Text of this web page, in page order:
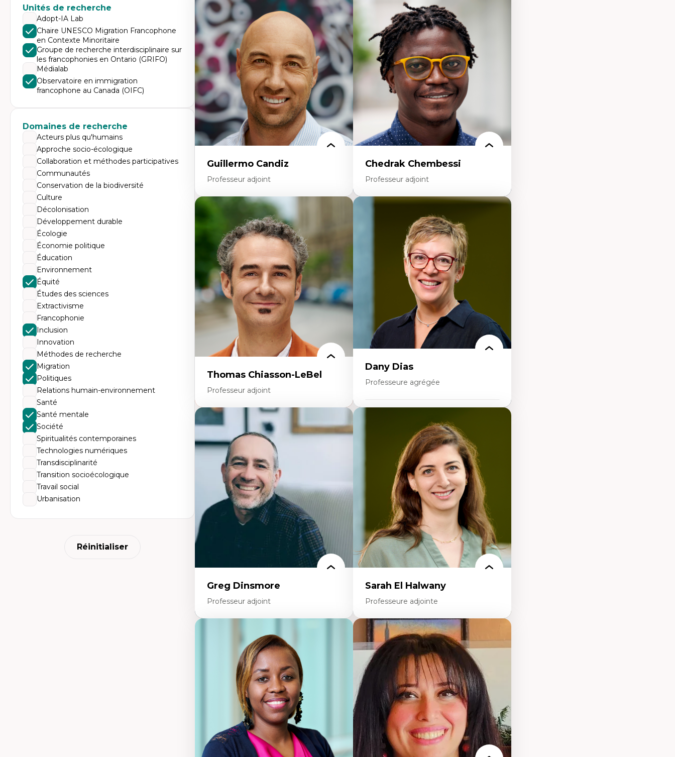
Unités de recherche
Adopt-IA Lab
Chaire UNESCO Migration Francophone
en Contexte Minoritaire
Groupe de recherche interdisciplinaire sur
les francophonies en Ontario (GRIFO)
Médialab
Observatoire en immigration
francophone au Canada (OIFC)
Domaines de recherche
Acteurs plus qu'humains
Approche socio-écologique
Collaboration et méthodes participatives
Communautés
Conservation de la biodiversité
Culture
Décolonisation
Développement durable
Écologie
Économie politique
Éducation
Environnement
Équité
Études des sciences
Extractivisme
Francophonie
Inclusion
Innovation
Méthodes de recherche
Migration
Politiques
Relations humain-environnement
Santé
Santé mentale
Société
Spiritualités contemporaines
Technologies numériques
Transdisciplinarité
Transition socioécologique
Travail social
Urbanisation
Réinitialiser
Expertises
Discours sur la ville et représentations
Mosquées, formes et usages au Canada
Reconnaissance et représentations des
communautés immigrantes dans l'espace
urbain
Design architectural et urbain
Patrimoine et patrimonialisation
Études postcoloniales et décolonisation des
savoirs
Didactique des sciences – processus
d’enquête et culture scientifique
Éducation en milieu minoritaire –
construction identitaire et conscience
critique
Technologies éducatives – ludification et
programmation pédagogique
La langue dans toutes les matières –
environnement discursif et langage
scientifique
Guillermo Candiz
Professeur adjoint
Trajectoires migratoires
Migrations forcées
Études des frontières; Enjeux géopolitiques
des migrations
Politiques migratoires
Réfugiés
Demandeurs d’asile
Migrations irrégulières
Migrations temporaires
Migration et changement climatique
Migration et développement
Chedrak Chembessi
Professeur adjoint
Économie circulaire
Modèles d’affaires durables
Histoire des faits économiques
Gestion durable des ressources naturelles
Écologie industrielle
Aménagement durable du territoire
Développement régional
Coopératives
Télétravail en milieu rural francophone
Transition socio-écologique
Thomas Chiasson-LeBel
Professeur adjoint
Expertises
Théories du développement
Économie politique comparée
Élites économiques
Sociologie économique
Extractivisme
Classes sociales
Mouvements sociaux
Théories de l’État
Dany Dias
Professeure agrégée
Pédagogies critiques et justice sociale
Éthique relationnelle et sollicitude en
Décolonisation et autochtonisation de la
formation à l’enseignement
Littératie et didactique du français
Éducation inclusive
Formation à l’enseignement en contexte
francophone minoritaire
Identité linguistique et culturelle
Recherche-action et approches
participatives
Leadership éducatif et pratiques réflexives
Éducation durable et bien-être en
enseignement
Greg Dinsmore
Professeur adjoint
Fragmentation des auditoires médiatiques
Analyse multi-plateforme des auditoires
médiatiques
Analyse des comportements numériques à
travers les données massives et l’IA
Recherche quantitative et qualitative sur
les auditoires médiatiques
Épistémologie des techniques de recherche
numérique et l’IA
Théorie des droits de la personne
La pensée politique d’Hannah Arendt
La pensée politique à l’ère numérique
Justice internationale et normes
internationales
Sarah El Halwany
Professeure adjointe
Expertises
Les apports pédagogiques des théories de
l'affect, du posthumanisme, du féminisme
dans l'éducation aux sciences
L'apprentissage des sciences/STIM dans une
perspective socioécologique de care
L’insertion professionnelle des
enseignant.e.s